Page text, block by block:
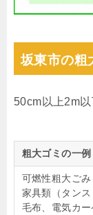
坂東市の粗
50cm以上2m以
粗大ゴミの一例
可燃性粗大ごみ
家具類（タン
毛布、電気カ